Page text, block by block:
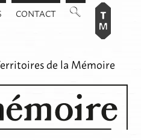
CONTACT
de la Mémoire